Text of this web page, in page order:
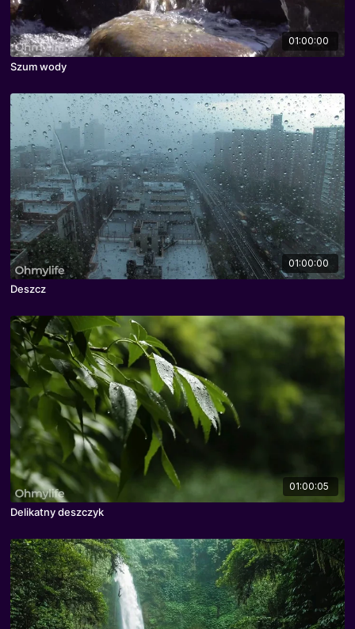
01:00:00
Szum wody
01:00:00
Deszcz
01:00:05
Delikatny deszczyk